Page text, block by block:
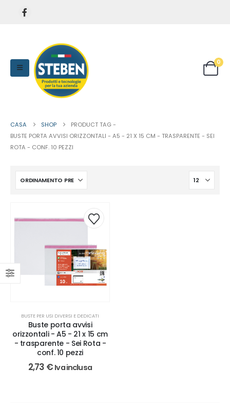
0
CASA SHOP
PRODUCT TAG -
BUSTE PORTA AVVISI ORIZZONTALI - A5 - 21 X 15 CM - TRASPARENTE - SEI
ROTA - CONF. 10 PEZZI
BUSTE PER USI DIVERSI E DEDICATI
Buste porta avvisi
orizzontali - A5 - 21 x 15 cm
- trasparente - Sei Rota -
conf. 10 pezzi
2,73 € Iva inclusa